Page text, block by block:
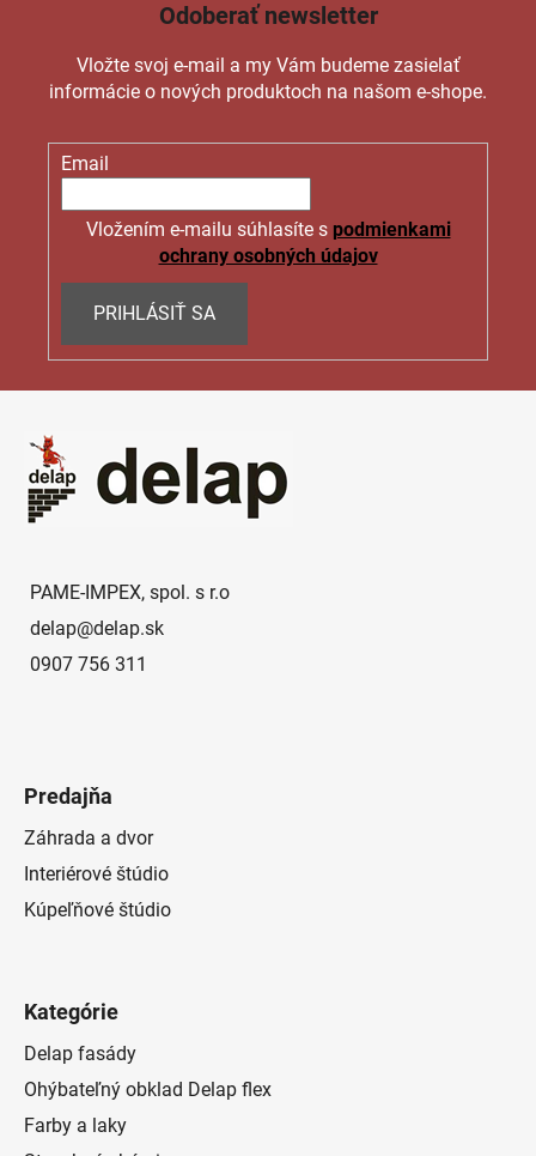
Odoberať newsletter
Vložte svoj e-mail a my Vám budeme zasielať
informácie o nových produktoch na našom e-shope.
Email
Vložením e-mailu súhlasíte s podmienkami
ochrany osobných údajov
PRIHLÁSIŤ SA
PAME-IMPEX, spol. s r.o
delap@delap.sk
0907 756 311
Predajňa
Záhrada a dvor
Interiérové štúdio
Kúpeľňové štúdio
Kategórie
Delap fasády
Ohýbateľný obklad Delap flex
Farby a laky